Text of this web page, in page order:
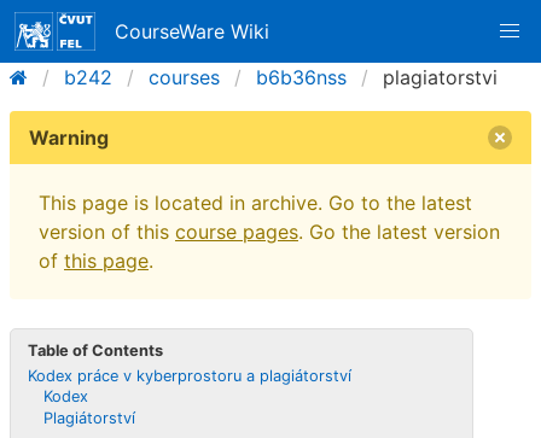
CourseWare Wiki
b242
courses b6b36nss plagiatorstvi
Warning
This page is located in archive. Go to the latest
version of this course pages. Go the latest version
of this page.
Table of Contents
Kodex práce v kyberprostoru a plagiátorství
Kodex
Plagiátorství